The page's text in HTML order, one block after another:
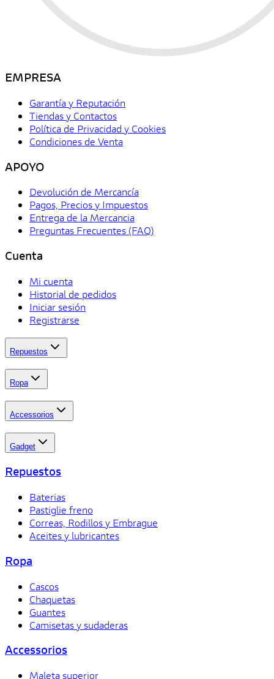
EMPRESA
Garantía y Reputación
Tiendas y Contactos
Política de Privacidad y Cookies
Condiciones de Venta
APOYO
Devolución de Mercancía
Pagos, Precios y Impuestos
Entrega de la Mercancia
Preguntas Frecuentes (FAQ)
Cuenta
Mi cuenta
Historial de pedidos
Iniciar sesión
Registrarse
Repuestos
Ropa
Accessorios
Gadget
Repuestos
Baterias
Pastiglie freno
Correas, Rodillos y Embrague
Aceites y lubricantes
Ropa
Cascos
Chaquetas
Guantes
Camisetas y sudaderas
Accessorios
Maleta superior